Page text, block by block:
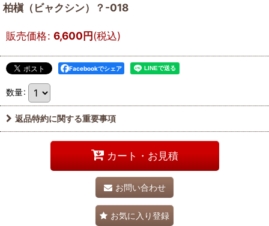
柏槇（ビャクシン）？-018
販売価格: 6,600円(税込)
Facebookでシェア
数量:
返品特約に関する重要事項
カート・お見積
お問い合わせ
お気に入り登録